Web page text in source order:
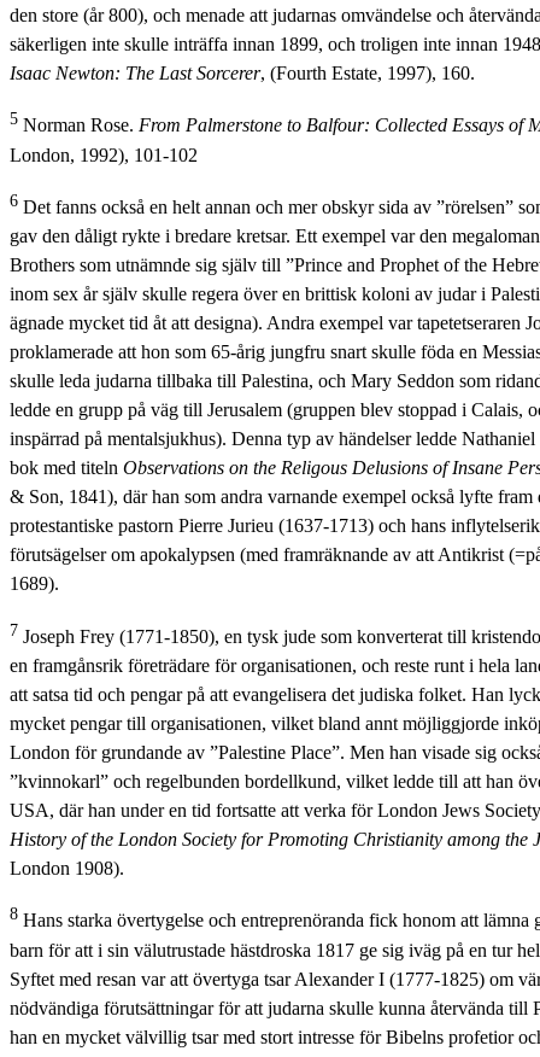
den store (år 800), och menade att judarnas omvändelse och
säkerligen inte skulle inträffa innan 1899, och troligen inte innan
Isaac Newton: The Last Sorcerer, (Fourth Estate, 1997), 160.
5 Norman Rose. From Palmerstone to Balfour: Collected Essays of
London, 1992), 101-102
6 Det fanns också en helt annan och mer obskyr sida av ”rörelsen”
gav den dåligt rykte i bredare kretsar. Ett exempel var den
Brothers som utnämnde sig själv till ”Prince and Prophet of the
inom sex år själv skulle regera över en brittisk koloni av judar i
ägnade mycket tid åt att designa). Andra exempel var tapetetseraren
proklamerade att hon som 65-årig jungfru snart skulle föda en
skulle leda judarna tillbaka till Palestina, och Mary Seddon som
ledde en grupp på väg till Jerusalem (gruppen blev stoppad i Calais,
inspärrad på mentalsjukhus). Denna typ av händelser ledde
bok med titeln Observations on the Religous Delusions of Insane
& Son, 1841), där han som andra varnande exempel också lyfte
protestantiske pastorn Pierre Jurieu (1637-1713) och hans
förutsägelser om apokalypsen (med framräknande av att Antikrist
1689).
7 Joseph Frey (1771-1850), en tysk jude som konverterat till
en framgånsrik företrädare för organisationen, och reste runt i hela
att satsa tid och pengar på att evangelisera det judiska folket. Han
mycket pengar till organisationen, vilket bland annt möjliggjorde
London för grundande av ”Palestine Place”. Men han visade sig
”kvinnokarl” och regelbunden bordellkund, vilket ledde till att han
USA, där han under en tid fortsatte att verka för London Jews
History of the London Society for Promoting Christianity among the
London 1908).
8 Hans starka övertygelse och entreprenöranda fick honom att lämna
barn för att i sin välutrustade hästdroska 1817 ge sig iväg på en tur
Syftet med resan var att övertyga tsar Alexander I (1777-1825) om
nödvändiga förutsättningar för att judarna skulle kunna återvända till
han en mycket välvillig tsar med stort intresse för Bibelns profetior